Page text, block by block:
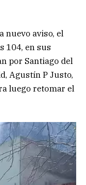
nuevo aviso, el
104, en sus
por Santiago del
Agustín P Justo,
luego retomar el